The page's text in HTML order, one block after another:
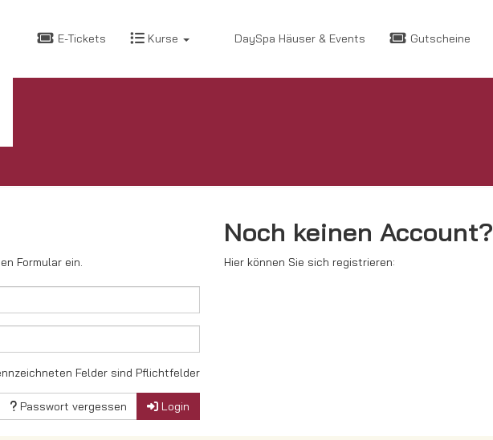
E-Tickets Kurse DaySpa Häuser & Events Gutscheine
Formular ein.
Felder sind Pflichtfelder
Passwort vergessen Login
Noch keinen Account?
Hier können Sie sich registrieren: